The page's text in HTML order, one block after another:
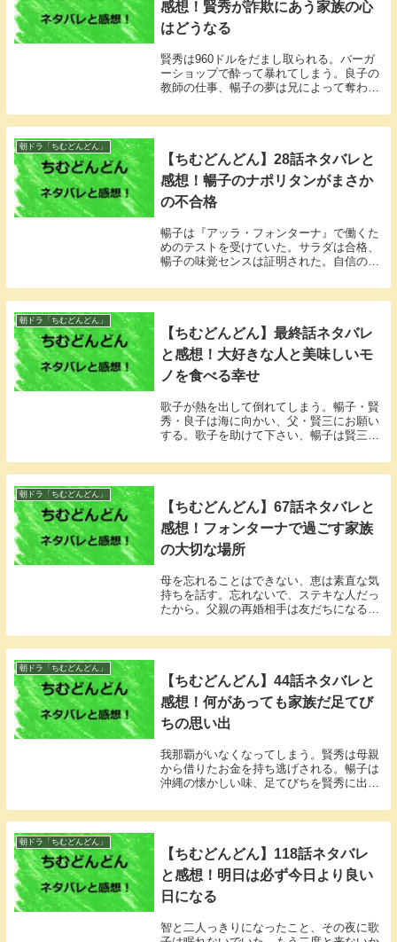
感想！賢秀が詐欺にあう家族の心
はどうなる
賢秀は960ドルをだまし取られる。バーガ
ーショップで酔って暴れてしまう。良子の
教師の仕事、暢子の夢は兄によって奪われ
朝ドラ「ちむどんどん」
【ちむどんどん】28話ネタバレと
感想！暢子のナポリタンがまさか
の不合格
暢子は『アッラ・フォンターナ』で働くた
めのテストを受けていた。サラダは合格、
暢子の味覚センスは証明された。自信のあ
朝ドラ「ちむどんどん」
【ちむどんどん】最終話ネタバレ
と感想！大好きな人と美味しいモ
ノを食べる幸せ
歌子が熱を出して倒れてしまう。暢子・賢
秀・良子は海に向かい、父・賢三にお願い
する。歌子を助けて下さい、暢子は賢三の
朝ドラ「ちむどんどん」
【ちむどんどん】67話ネタバレと
感想！フォンターナで過ごす家族
の大切な場所
母を忘れることはできない、恵は素直な気
持ちを話す。忘れないで、ステキな人だっ
たから。父親の再婚相手は友だちになるこ
朝ドラ「ちむどんどん」
【ちむどんどん】44話ネタバレと
感想！何があっても家族だ足てび
ちの思い出
我那覇がいなくなってしまう。賢秀は母親
から借りたお金を持ち逃げされる。暢子は
沖縄の懐かしい味、足てびちを賢秀に出し
朝ドラ「ちむどんどん」
【ちむどんどん】118話ネタバレ
と感想！明日は必ず今日より良い
日になる
智と二人っきりになったこと、その夜に歌